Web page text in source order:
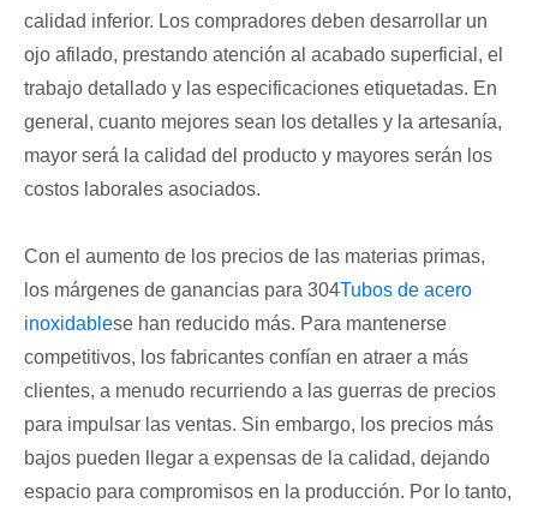
calidad inferior. Los compradores deben desarrollar un
ojo afilado, prestando atención al acabado superficial, el
trabajo detallado y las especificaciones etiquetadas. En
general, cuanto mejores sean los detalles y la artesanía,
mayor será la calidad del producto y mayores serán los
costos laborales asociados.
Con el aumento de los precios de las materias primas,
los márgenes de ganancias para 304Tubos de acero
inoxidablese han reducido más. Para mantenerse
competitivos, los fabricantes confían en atraer a más
clientes, a menudo recurriendo a las guerras de precios
para impulsar las ventas. Sin embargo, los precios más
bajos pueden llegar a expensas de la calidad, dejando
espacio para compromisos en la producción. Por lo tanto,